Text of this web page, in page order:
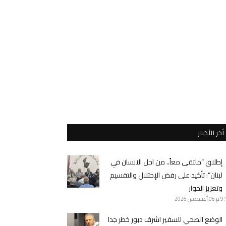
أخر الأخبار
إطلاق “ملتقى معاً.. من اجل الانسان في
لبنان”: تأكيد على رفض الإحتلال والتقسيم
وتعزيز الحوار
م 06 أغسطس 2026
الوضع الصحي للسفير اشرف دبور خطر جدا